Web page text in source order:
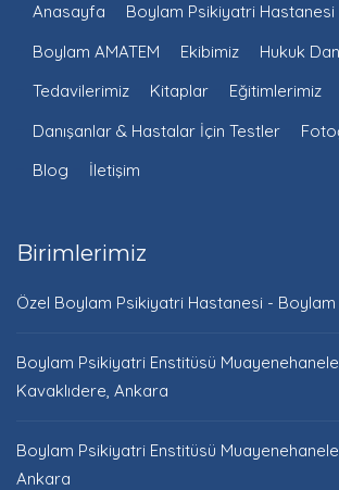
Anasayfa
Boylam Psikiyatri Hastanesi
Boylam AMATEM
Ekibimiz
Hukuk
Tedavilerimiz
Kitaplar
Eğitimlerimiz
Danışanlar & Hastalar İçin Testler
Blog
İletişim
Birimlerimiz
Özel Boylam Psikiyatri Hastanesi - Boylam
Boylam Psikiyatri Enstitüsü
Kavaklıdere, Ankara
Boylam Psikiyatri Enstitüsü
Ankara